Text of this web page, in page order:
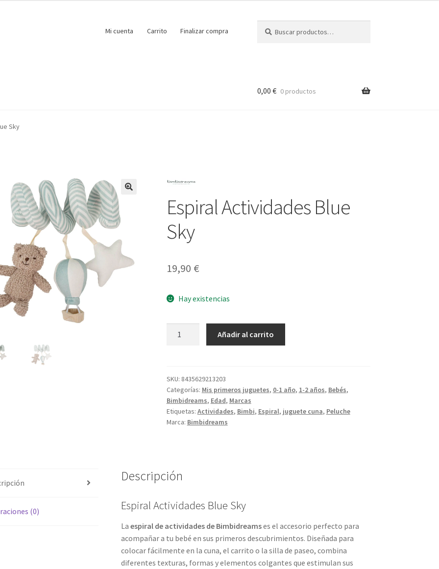
Mi cuenta Carrito Finalizar compra
por:
0,00 € 0 productos
Sky
Espiral Actividades Blue
Sky
19,90 €
Hay existencias
cantidad
Añadir al carrito
SKU: 8435629213203
Categorías: Mis primeros juguetes, 0-1 año, 1-2 años, Bebés,
Bimbidreams, Edad, Marcas
Etiquetas: Actividades, Bimbi, Espiral, juguete cuna, Peluche
Marca: Bimbidreams
(0)
Descripción
Espiral Actividades Blue Sky
Laespiral de actividades de Bimbidreamses el accesorio perfecto para
acompañar a tu bebé en sus primeros descubrimientos. Diseñada para
colocar fácilmente en la cuna, el carrito o la silla de paseo, combina
diferentes texturas, formas y elementos colgantes que estimulan sus